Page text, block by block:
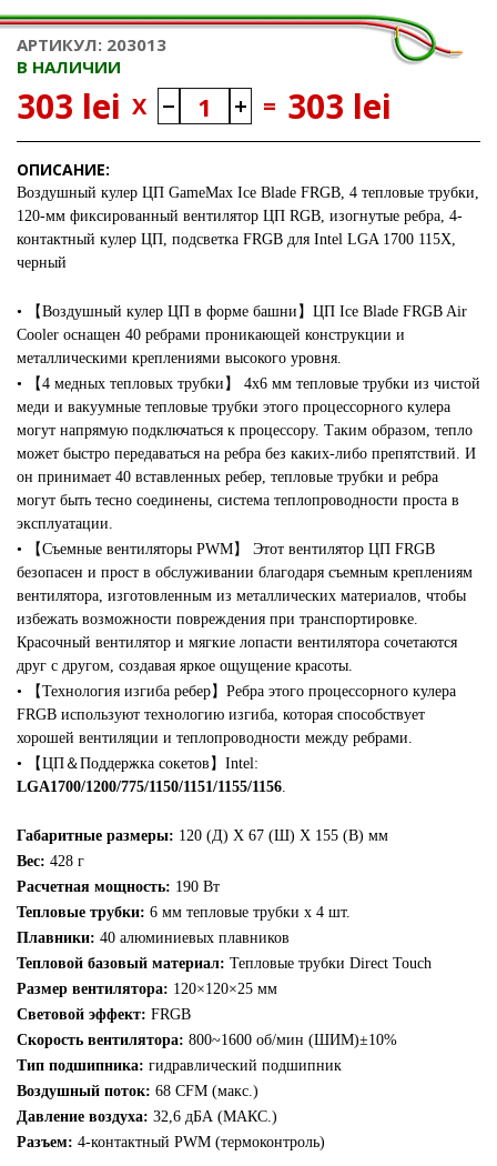
АРТИКУЛ: 203013
В НАЛИЧИИ
303 lei X = 303 lei
ОПИСАНИЕ:
Воздушный кулер ЦП GameMax Ice Blade FRGB, 4 тепловые трубки,
120-мм фиксированный вентилятор ЦП RGB, изогнутые ребра, 4-
контактный кулер ЦП, подсветка FRGB для Intel LGA 1700 115X,
черный
• 【Воздушный кулер ЦП в форме башни】ЦП Ice Blade FRGB Air
Cooler оснащен 40 ребрами проникающей конструкции и
металлическими креплениями высокого уровня.
• 【4 медных тепловых трубки】 4x6 мм тепловые трубки из чистой
меди и вакуумные тепловые трубки этого процессорного кулера
могут напрямую подключаться к процессору. Таким образом, тепло
может быстро передаваться на ребра без каких-либо препятствий. И
он принимает 40 вставленных ребер, тепловые трубки и ребра
могут быть тесно соединены, система теплопроводности проста в
эксплуатации.
• 【Съемные вентиляторы PWM】 Этот вентилятор ЦП FRGB
безопасен и прост в обслуживании благодаря съемным креплениям
вентилятора, изготовленным из металлических материалов, чтобы
избежать возможности повреждения при транспортировке.
Красочный вентилятор и мягкие лопасти вентилятора сочетаются
друг с другом, создавая яркое ощущение красоты.
• 【Технология изгиба ребер】Ребра этого процессорного кулера
FRGB используют технологию изгиба, которая способствует
хорошей вентиляции и теплопроводности между ребрами.
• 【ЦП＆Поддержка сокетов】Intel:
LGA1700/1200/775/1150/1151/1155/1156.
Габаритные размеры: 120 (Д) X 67 (Ш) X 155 (В) мм
Вес: 428 г
Расчетная мощность: 190 Вт
Тепловые трубки: 6 мм тепловые трубки x 4 шт.
Плавники: 40 алюминиевых плавников
Тепловой базовый материал: Тепловые трубки Direct Touch
Размер вентилятора: 120×120×25 мм
Световой эффект: FRGB
Скорость вентилятора: 800~1600 об/мин (ШИМ)±10%
Тип подшипника: гидравлический подшипник
Воздушный поток: 68 CFM (макс.)
Давление воздуха: 32,6 дБА (МАКС.)
Разъем: 4-контактный PWM (термоконтроль)